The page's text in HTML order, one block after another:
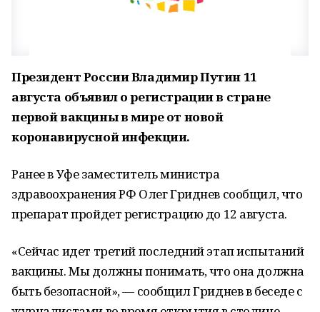
Президент России Владимир Путин 11
августа объявил о регистрации в стране
первой вакцины в мире от новой
коронавирусной инфекции.
Ранее в Уфе заместитель министра
здравоохранения РФ Олег Гриднев сообщил, что
препарат пройдет регистрацию до 12 августа.
«Сейчас идет третий последний этап испытаний
вакцины. Мы должны понимать, что она должна
быть безопасной», — сообщил Гриднев в беседе с